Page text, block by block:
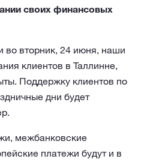
своих финансовых
во вторник, 24 июня, наши
клиентов в Таллинне,
Поддержку клиентов по
дни будет
межбанковские
платежи будут и в